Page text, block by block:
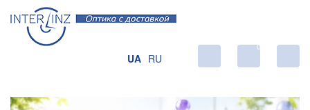
UA RU
0